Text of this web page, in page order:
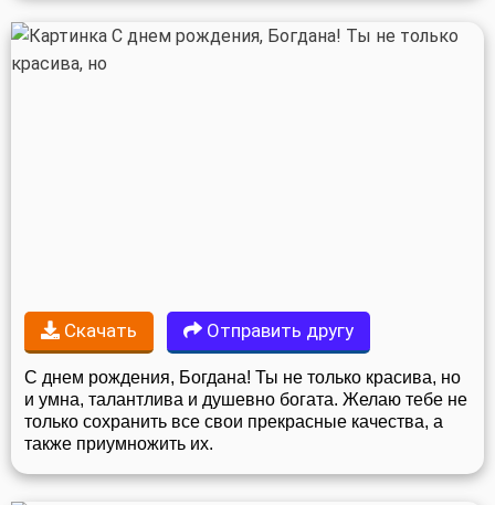
Скачать Отправить другу
С днем рождения, Богдана! Ты не только красива, но
и умна, талантлива и душевно богата. Желаю тебе не
только сохранить все свои прекрасные качества, а
также приумножить их.